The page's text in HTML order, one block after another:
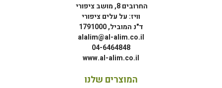
החרובים 8, מושב ציפורי
וויז: על עלים ציפורי
ד"נ המוביל, 1791000
alalim@al-alim.co.il
04-6464848
www.al-alim.co.il
המוצרים שלנו